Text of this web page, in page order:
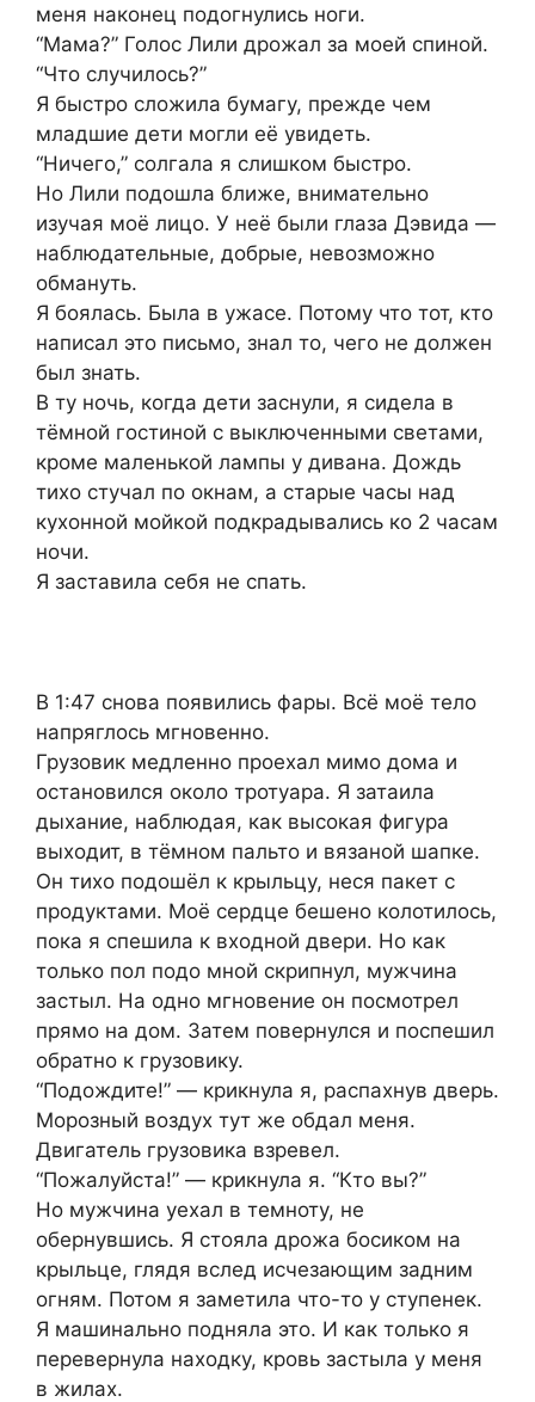
меня наконец подогнулись ноги.
“Мама?” Голос Лили дрожал за моей спиной.
“Что случилось?”
Я быстро сложила бумагу, прежде чем
младшие дети могли её увидеть.
“Ничего,” солгала я слишком быстро.
Но Лили подошла ближе, внимательно
изучая моё лицо. У неё были глаза Дэвида —
наблюдательные, добрые, невозможно
обмануть.
Я боялась. Была в ужасе. Потому что тот, кто
написал это письмо, знал то, чего не должен
был знать.
В ту ночь, когда дети заснули, я сидела в
тёмной гостиной с выключенными светами,
кроме маленькой лампы у дивана. Дождь
тихо стучал по окнам, а старые часы над
кухонной мойкой подкрадывались ко 2 часам
ночи.
Я заставила себя не спать.
В 1:47 снова появились фары. Всё моё тело
напряглось мгновенно.
Грузовик медленно проехал мимо дома и
остановился около тротуара. Я затаила
дыхание, наблюдая, как высокая фигура
выходит, в тёмном пальто и вязаной шапке.
Он тихо подошёл к крыльцу, неся пакет с
продуктами. Моё сердце бешено колотилось,
пока я спешила к входной двери. Но как
только пол подо мной скрипнул, мужчина
застыл. На одно мгновение он посмотрел
прямо на дом. Затем повернулся и поспешил
обратно к грузовику.
“Подождите!” — крикнула я, распахнув дверь.
Морозный воздух тут же обдал меня.
Двигатель грузовика взревел.
“Пожалуйста!” — крикнула я. “Кто вы?”
Но мужчина уехал в темноту, не
обернувшись. Я стояла дрожа босиком на
крыльце, глядя вслед исчезающим задним
огням. Потом я заметила что-то у ступенек.
Я машинально подняла это. И как только я
перевернула находку, кровь застыла у меня
в жилах.